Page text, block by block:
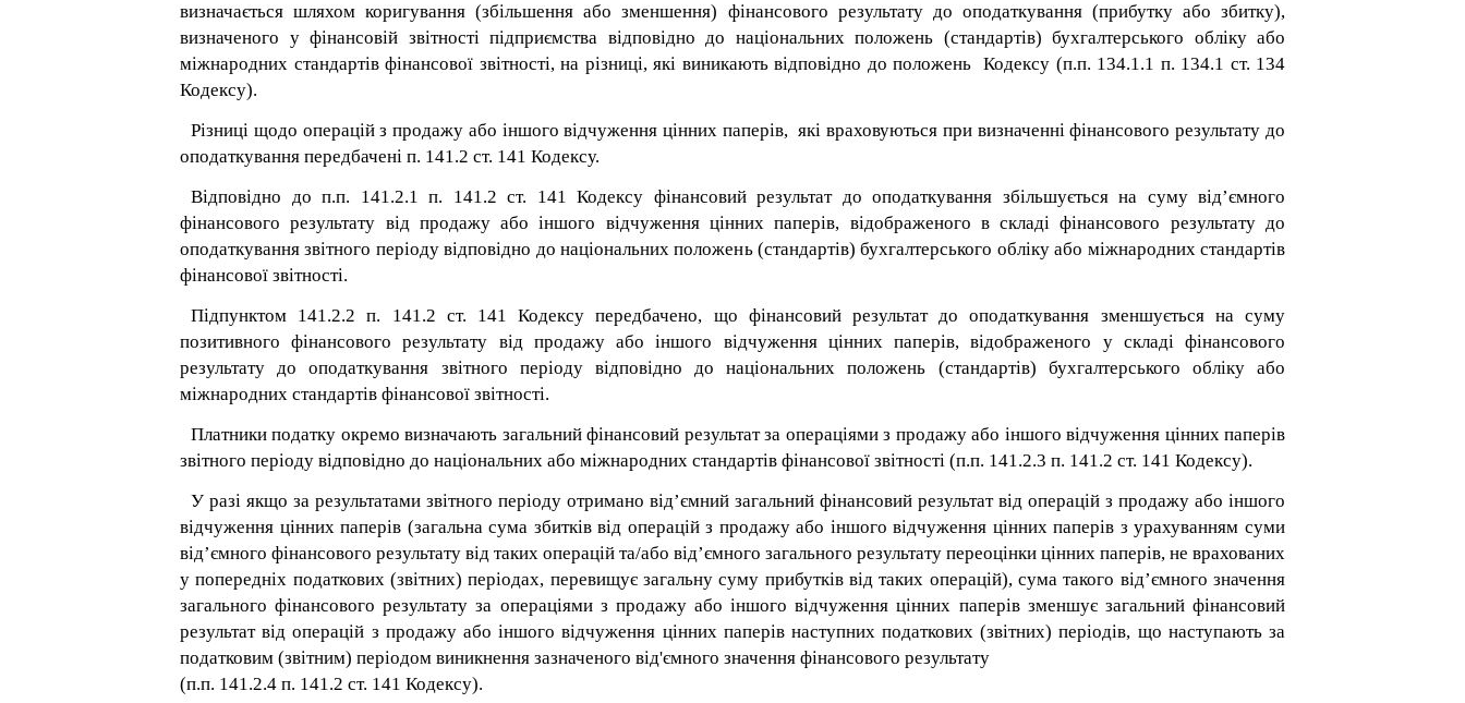
визначається шляхом коригування (збільшення або зменшення) фінансового результату до оподаткування (прибутку або збитку),
визначеного у фінансовій звітності підприємства відповідно до національних положень (стандартів) бухгалтерського обліку або
міжнародних стандартів фінансової звітності, на різниці, які виникають відповідно до положень Кодексу (п.п. 134.1.1 п. 134.1 ст. 134
Кодексу).
Різниці щодо операцій з продажу або іншого відчуження цінних паперів, які враховуються при визначенні фінансового результату до
оподаткування передбачені п. 141.2 ст. 141 Кодексу.
Відповідно до п.п. 141.2.1 п. 141.2 ст. 141 Кодексу фінансовий результат до оподаткування збільшується на суму від’ємного
фінансового результату від продажу або іншого відчуження цінних паперів, відображеного в складі фінансового результату до
оподаткування звітного періоду відповідно до національних положень (стандартів) бухгалтерського обліку або міжнародних стандартів
фінансової звітності.
Підпунктом 141.2.2 п. 141.2 ст. 141 Кодексу передбачено, що фінансовий результат до оподаткування зменшується на суму
позитивного фінансового результату від продажу або іншого відчуження цінних паперів, відображеного у складі фінансового
результату до оподаткування звітного періоду відповідно до національних положень (стандартів) бухгалтерського обліку або
міжнародних стандартів фінансової звітності.
Платники податку окремо визначають загальний фінансовий результат за операціями з продажу або іншого відчуження цінних паперів
звітного періоду відповідно до національних або міжнародних стандартів фінансової звітності (п.п. 141.2.3 п. 141.2 ст. 141 Кодексу).
У разі якщо за результатами звітного періоду отримано від’ємний загальний фінансовий результат від операцій з продажу або іншого
відчуження цінних паперів (загальна сума збитків від операцій з продажу або іншого відчуження цінних паперів з урахуванням суми
від’ємного фінансового результату від таких операцій та/або від’ємного загального результату переоцінки цінних паперів, не врахованих
у попередніх податкових (звітних) періодах, перевищує загальну суму прибутків від таких операцій), сума такого від’ємного значення
загального фінансового результату за операціями з продажу або іншого відчуження цінних паперів зменшує загальний фінансовий
результат від операцій з продажу або іншого відчуження цінних паперів наступних податкових (звітних) періодів, що наступають за
податковим (звітним) періодом виникнення зазначеного від'ємного значення фінансового результату
(п.п. 141.2.4 п. 141.2 ст. 141 Кодексу).